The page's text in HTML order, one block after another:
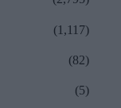
(1,117)
(82)
(5)